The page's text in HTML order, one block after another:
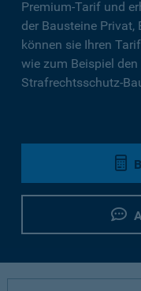
Premium-Tarif und
der Bausteine Privat,
können sie Ihren
wie zum Beispiel
Strafrechtsschutz-